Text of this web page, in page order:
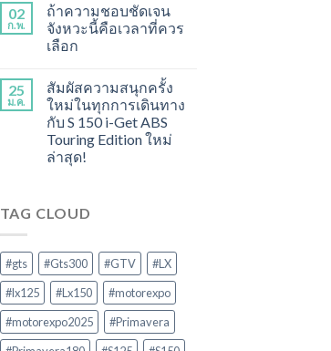
02
ก.พ.
ถ้าความชอบชัดเจน
จังหวะนี้คือเวลาที่ควร
เลือก
25
ม.ค.
สัมผัสความสนุกครั้ง
ใหม่ในทุกการเดินทาง
กับ S 150 i-Get ABS
Touring Edition ใหม่
ล่าสุด!
TAG CLOUD
#gts #Gts300 #GTV
#LX
#lx125
#Lx150
#motorexpo
#motorexpo2025
#Primavera